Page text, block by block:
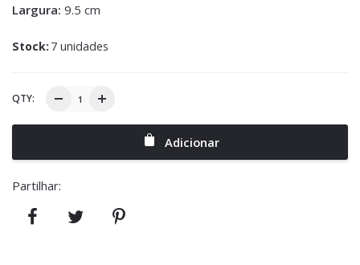
Largura: 9.5 cm
Stock: 7 unidades
QTY:
Adicionar
Partilhar: